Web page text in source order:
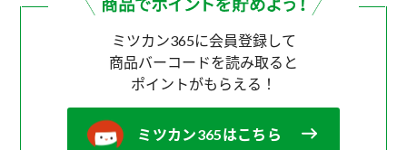
ミツカン365に会員登録して
商品バーコードを読み取ると
ポイントがもらえる！
ミツカン365はこちら